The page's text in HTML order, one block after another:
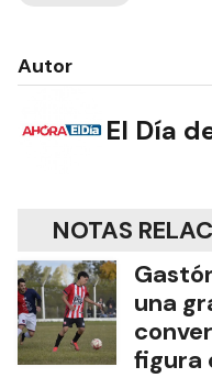
Autor
El Día
NOTAS
una
figura